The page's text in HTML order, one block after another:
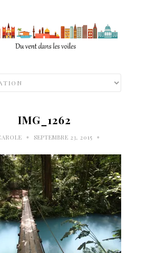
IMG_1262
• SEPTEMBRE 23, 2015 •